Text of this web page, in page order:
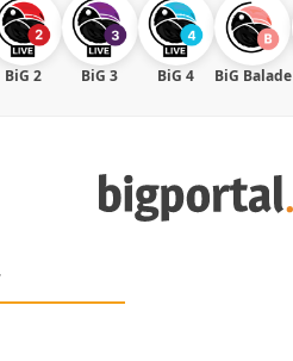
BiG 2 BiG 3 BiG 4 BiG Balade